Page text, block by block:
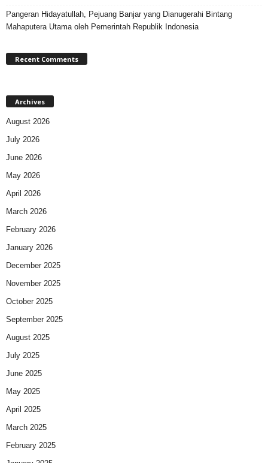
Pangeran Hidayatullah, Pejuang Banjar yang Dianugerahi Bintang
Mahaputera Utama oleh Pemerintah Republik Indonesia
Recent Comments
Archives
August 2026
July 2026
June 2026
May 2026
April 2026
March 2026
February 2026
January 2026
December 2025
November 2025
October 2025
September 2025
August 2025
July 2025
June 2025
May 2025
April 2025
March 2025
February 2025